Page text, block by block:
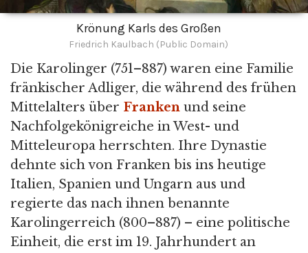
Krönung Karls des Großen
Friedrich Kaulbach (Public Domain)
Die Karolinger (751–887) waren eine Familie
fränkischer Adliger, die während des frühen
Mittelalters über Franken und seine
Nachfolgekönigreiche in West- und
Mitteleuropa herrschten. Ihre Dynastie
dehnte sich von Franken bis ins heutige
Italien, Spanien und Ungarn aus und
regierte das nach ihnen benannte
Karolingerreich (800–887) – eine politische
Einheit, die erst im 19. Jahrhundert an